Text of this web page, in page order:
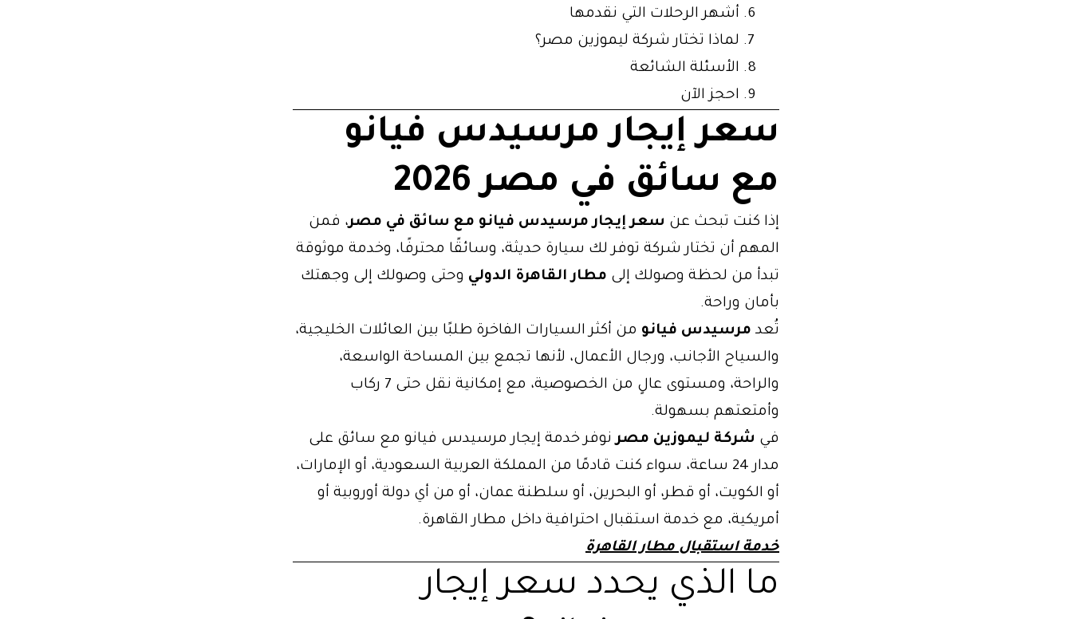
أشهر الرحلات التي نقدمها
لماذا تختار شركة ليموزين مصر؟
الأسئلة الشائعة
احجز الآن
سعر إيجار مرسيدس فيانو
مع سائق في مصر 2026
إذا كنت تبحث عن سعر إيجار مرسيدس فيانو مع سائق في مصر، فمن
المهم أن تختار شركة توفر لك سيارة حديثة، وسائقًا محترفًا، وخدمة موثوقة
تبدأ من لحظة وصولك إلى مطار القاهرة الدولي وحتى وصولك إلى وجهتك
بأمان وراحة.
تُعد مرسيدس فيانو من أكثر السيارات الفاخرة طلبًا بين العائلات الخليجية،
والسياح الأجانب، ورجال الأعمال، لأنها تجمع بين المساحة الواسعة،
والراحة، ومستوى عالٍ من الخصوصية، مع إمكانية نقل حتى 7 ركاب
وأمتعتهم بسهولة.
في شركة ليموزين مصرنوفر خدمة إيجار مرسيدس فيانو مع سائق على
مدار 24 ساعة، سواء كنت قادمًا من المملكة العربية السعودية، أو الإمارات،
أو الكويت، أو قطر، أو البحرين، أو سلطنة عمان، أو من أي دولة أوروبية أو
أمريكية، مع خدمة استقبال احترافية داخل مطار القاهرة.
خدمة استقبال مطار القاهرة
ما الذي يحدد سعر إيجار